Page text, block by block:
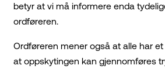
betyr at vi må informere enda
ordføreren.
Ordføreren mener også at alle har
at oppskytingen kan gjennomføres